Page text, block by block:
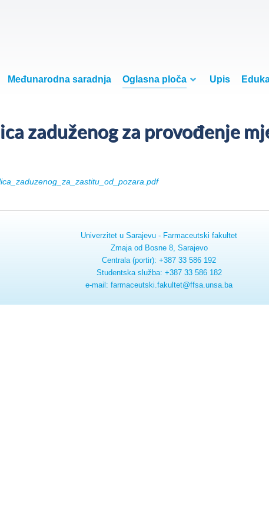
Međunarodna saradnja Oglasna ploča Upis
zaduženog za provođenje
Univerzitet u Sarajevu - Farmaceutski fakultet
Zmaja od Bosne 8, Sarajevo
Centrala (portir): +387 33 586 192
Studentska služba: +387 33 586 182
e-mail: farmaceutski.fakultet@ffsa.unsa.ba